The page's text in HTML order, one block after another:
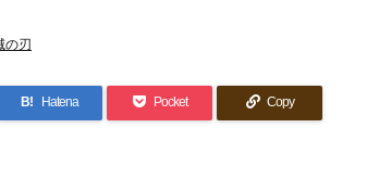
の刃
B! Hatena Pocket Copy